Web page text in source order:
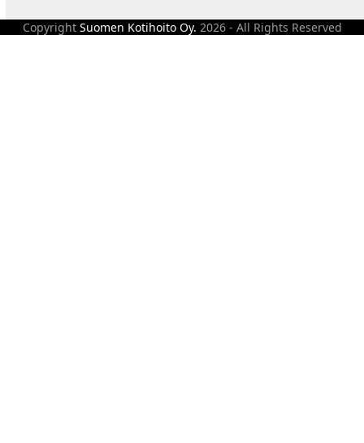
Copyright Suomen Kotihoito Oy. 2026 - All Rights Reserved